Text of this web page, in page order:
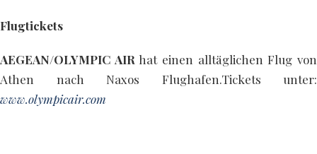
Flugtickets
AEGEAN/OLYMPIC AIR hat einen alltäglichen Flug von
Athen nach Naxos Flughafen.Tickets unter:
www.olympicair.com